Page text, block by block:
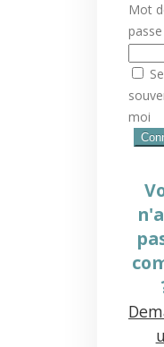
Mot
passe
Se
moi